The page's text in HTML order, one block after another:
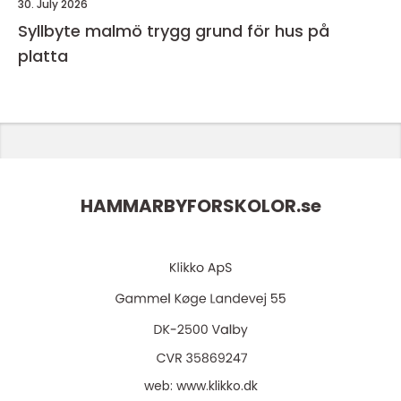
30. July 2026
Syllbyte malmö trygg grund för hus på
platta
HAMMARBYFORSKOLOR.se
web: www.klikko.dk